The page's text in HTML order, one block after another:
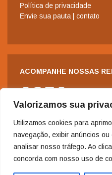
Valorizamos sua
Utilizamos cookies para
navegação, exibir anúncios
analisar nosso tráfego. Ao
concorda com nosso uso de
Política de privacidade
Envie sua pauta | contato
ACOMPANHE NOSSAS
Facebook
Instagram
LinkedIn
WhatsApp